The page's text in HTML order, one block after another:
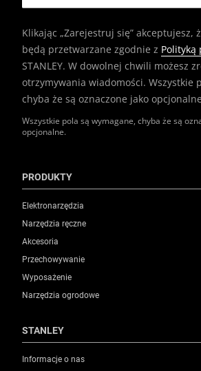
Wszystkie pola są wymagane, chyba że są
opcjonalne.
Klikając „Zarejestruj się” akceptujesz,
będą przetwarzane zgodnie z Polityką
STANLEY. W dowolnej chwili możesz
otrzymywania wiadomości. Wszystkie
chyba że są oznaczone jako
PRODUKTY
Elektronarzędzia
Narzędzia ręczne
Akcesoria
Przechowywanie
Wyposażenie
Narzędzia ogrodowe
STANLEY
Informacje o nas